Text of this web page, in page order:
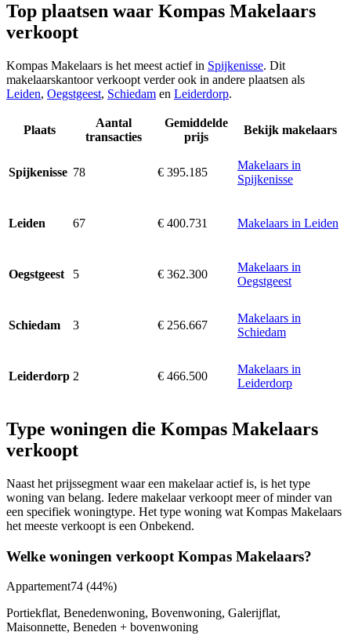
Top plaatsen waar Kompas Makelaars
verkoopt
Kompas Makelaars is het meest actief in Spijkenisse. Dit
makelaarskantoor verkoopt verder ook in andere plaatsen als
Leiden, Oegstgeest, Schiedam en Leiderdorp.
Plaats
Aantal
transacties
Gemiddelde
prijs
Bekijk makelaars
Spijkenisse 78 € 395.185
Makelaars in
Spijkenisse
Leiden 67 € 400.731 Makelaars in Leiden
Oegstgeest 5 € 362.300
Makelaars in
Oegstgeest
Schiedam 3 € 256.667
Makelaars in
Schiedam
Leiderdorp 2 € 466.500
Makelaars in
Leiderdorp
Type woningen die Kompas Makelaars
verkoopt
Naast het prijssegment waar een makelaar actief is, is het type
woning van belang. Iedere makelaar verkoopt meer of minder van
een specifiek woningtype. Het type woning wat Kompas Makelaars
het meeste verkoopt is een Onbekend.
Welke woningen verkoopt Kompas Makelaars?
Appartement74 (44%)
Portiekflat, Benedenwoning, Bovenwoning, Galerijflat,
Maisonnette, Beneden + bovenwoning